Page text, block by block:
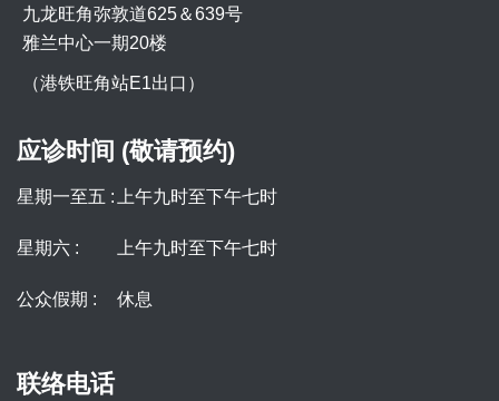
九龙旺角弥敦道625＆639号
雅兰中心一期20楼
（港铁旺角站E1出口）
应诊时间 (敬请预约)
星期一至五 : 上午九时至下午七时
星期六 : 上午九时至下午七时
公众假期 : 休息
联络电话